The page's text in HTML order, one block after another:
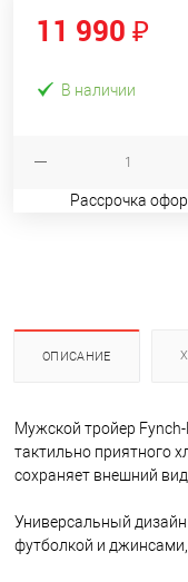
11 990 ₽
В наличии
Рассрочка
ОПИСАНИЕ
Мужской тройер
тактильно приятного
сохраняет внешний вид.
Универсальный дизайн
футболкой и